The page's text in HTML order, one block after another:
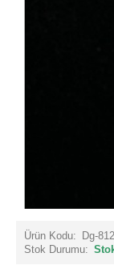
Ürün Kodu:
Dg-
Stok Durumu: